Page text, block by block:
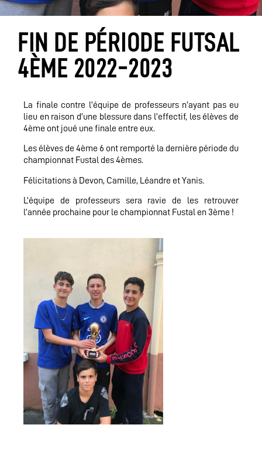
FIN DE PÉRIODE FUTSAL
4ÈME 2022-2023
La finale contre l’équipe de professeurs n’ayant pas eu
lieu en raison d’une blessure dans l’effectif, les élèves de
4ème ont joué une finale entre eux.
Les élèves de 4ème 6 ont remporté la dernière période du
championnat Fustal des 4èmes.
Félicitations à Devon, Camille, Léandre et Yanis.
L’équipe de professeurs sera ravie de les retrouver
l’année prochaine pour le championnat Fustal en 3ème !